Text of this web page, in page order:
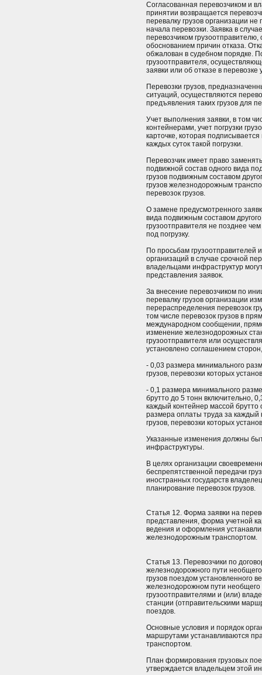
Согласованная перевозчиком и
принятии возвращается
перевалку грузов организации
начала перевозки. Заявка в
перевозчиком
обоснованием причин отказа.
обжалован в судебном порядке.
грузоотправителя,
заявки или об отказе в
Перевозки грузов,
ситуаций, осуществляются
предъявления таких грузов для
Учет выполнения заявки, в том
контейнерами, учет погрузки
карточке, которая
каждых суток такой погрузки.
Перевозчик имеет право
подвижной состав одного вида
грузов подвижным составом
грузов железнодорожным
перевозок грузов.
О замене предусмотренного
вида подвижным составом
грузоотправителя не позднее
под погрузку.
По просьбам грузоотправителей
организаций в случае срочной
владельцами инфраструктур
представления заявок.
За внесение перевозчиком по
перевалку грузов организации
перераспределения перевозок
том числе перевозок грузов в
международном сообщении,
изменение железнодорожных
грузоотправителя или
установлено соглашением
- 0,03 размера минимального
грузов, перевозки которых
- 0,1 размера минимального
брутто до 5 тонн включительно,
каждый контейнер массой брутто
размера оплаты труда за каждый
грузов, перевозки которых
Указанные изменения должны
инфраструктуры.
В целях организации
беспрепятственной передачи
иностранных государств
планирование перевозок грузов.
Статья 12. Форма заявки на
представления, форма учетной
ведения и оформления
железнодорожным транспортом.
Статья 13. Перевозчики по
железнодорожного пути
грузов поездом установленного
железнодорожном пути необщего
грузоотправителями и (или)
станции (отправительскими
поездов.
Основные условия и порядок
маршрутами устанавливаются
транспортом.
План формирования грузовых
утверждается владельцем этой